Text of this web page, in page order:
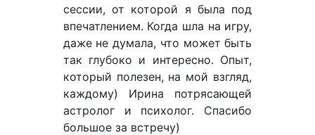
сессии, от которой я была под
впечатлением. Когда шла на игру,
даже не думала, что может быть
так глубоко и интересно. Опыт,
который полезен, на мой взгляд,
каждому) Ирина потрясающей
астролог и психолог. Спасибо
большое за встречу)